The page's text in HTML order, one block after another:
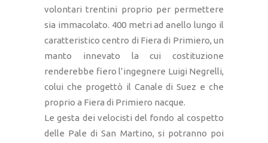
volontari trentini proprio per permettere
sia immacolato. 400 metri ad anello lungo il
caratteristico centro di Fiera di Primiero, un
manto innevato la cui costituzione
renderebbe fiero l’ingegnere Luigi Negrelli,
colui che progettò il Canale di Suez e che
proprio a Fiera di Primiero nacque.
Le gesta dei velocisti del fondo al cospetto
delle Pale di San Martino, si potranno poi